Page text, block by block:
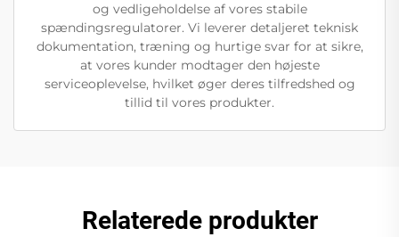
og vedligeholdelse af vores stabile
spændingsregulatorer. Vi leverer detaljeret teknisk
dokumentation, træning og hurtige svar for at sikre,
at vores kunder modtager den højeste
serviceoplevelse, hvilket øger deres tilfredshed og
tillid til vores produkter.
Relaterede produkter